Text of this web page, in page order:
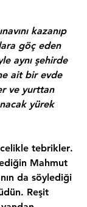
kazanıp
göç eden
aynı şehirde
ait bir evde
ve yurttan
yürek
tebrikler.
Mahmut
da söylediği
Reşit